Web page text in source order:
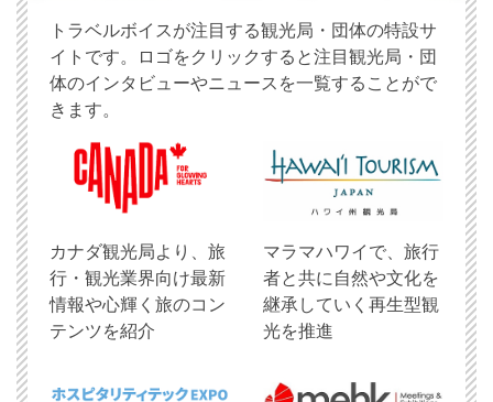
トラベルボイスが注目する観光局・団体の特設サ
イトです。ロゴをクリックすると注目観光局・団
体のインタビューやニュースを一覧することがで
きます。
​カナダ観光局より、旅
行・観光業界向け最新
情報や心輝く旅のコン
テンツを紹介
マラマハワイで、旅行
者と共に自然や文化を
継承していく再生型観
光を推進